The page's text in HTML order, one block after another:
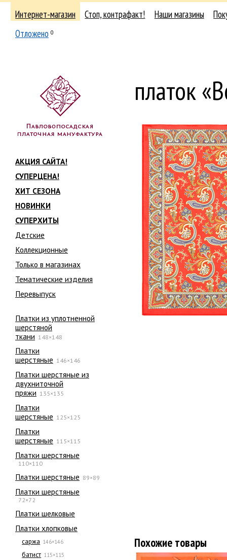
Интернет-магазин Стоп, контрафакт! Наши магазины
Отложено 0
АКЦИЯ САЙТА!
СУПЕРЦЕНА!
ХИТ СЕЗОНА
НОВИНКИ
СУПЕРХИТЫ
Детские
Коллекционные
Только в магазинах
Тематические изделия
Перевыпуск
Платки из уплотненной
шерстяной
ткани 148×148
Платки
шерстяные 146×146
Платки шерстяные из
двухниточной
пряжи 135×135
Платки
шерстяные 125×125
Платки
шерстяные 115×115
Платки шерстяные
110×110
Платки шерстяные 89×89
Платки шерстяные
72×72
Платки шелковые
Платки хлопковые
саржа 146×146
батист 115×115
платок
Похожие товары